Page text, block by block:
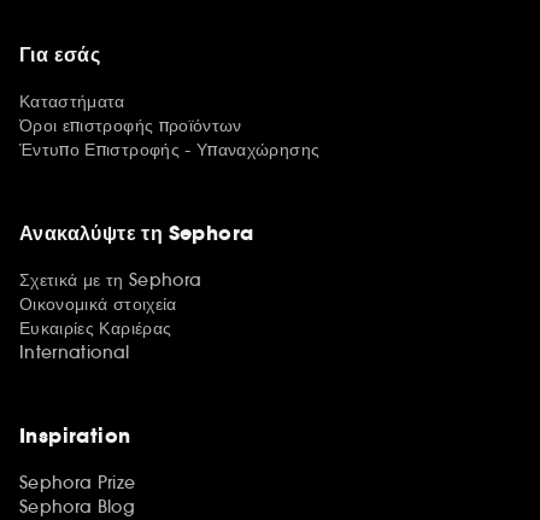
Για εσάς
Καταστήματα
Όροι επιστροφής προϊόντων
Έντυπο Επιστροφής - Υπαναχώρησης
Ανακαλύψτε τη Sephora
Σχετικά με τη Sephora
Οικονομικά στοιχεία
Ευκαιρίες Καριέρας
International
Inspiration
Sephora Prize
Sephora Blog